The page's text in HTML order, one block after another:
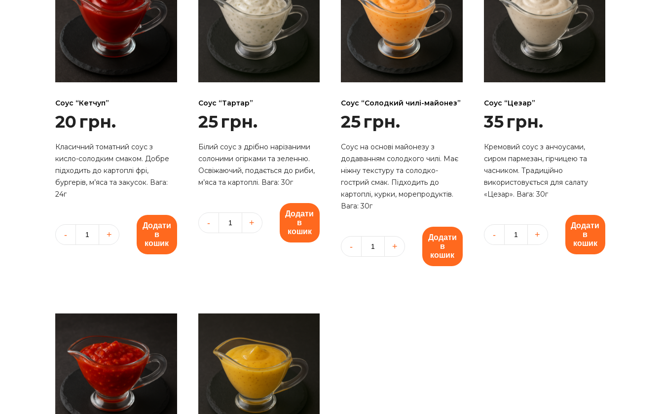
Соус “Кетчуп”
20 грн.
Класичний томатний соус з
кисло-солодким смаком. Добре
підходить до картоплі фрі,
бургерів, м’яса та закусок. Вага:
24г
Соус
Додати
в
кошик
Соус “Тартар”
25 грн.
Білий соус з дрібно нарізаними
солоними огірками та зеленню.
Освіжаючий, подається до риби,
м’яса та картоплі. Вага: 30г
Соус
Додати
в
кошик
Соус “Солодкий чилі-майонез”
25грн.
Соус на основі майонезу з
додаванням солодкого чилі. Має
ніжну текстуру та солодко-
гострий смак. Підходить до
картоплі, курки, морепродуктів.
Вага: 30г
Соус
Додати
в
кошик
Соус “Цезар”
35 грн.
Кремовий соус з анчоусами,
сиром пармезан, гірчицею та
часником. Традиційно
використовується для салату
«Цезар». Вага: 30г
Соус
Додати
в
кошик